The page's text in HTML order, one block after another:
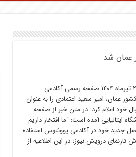
عمان شد
روز یکشنبه ۲۲ تیرماه ۱۴۰۴ صفحه رسمی آکادمی
عمان، امیر سعید اعتمادی را به عنوان
خود اعلام کرد. در متن خبر از صفحه
ایتالیایی آمده است: “ما افتخار داریم
فصل جدید خود در آکادمی یوونتوس استفاده
تارنمای درویش نیوز؛ در این اطلاعیه از